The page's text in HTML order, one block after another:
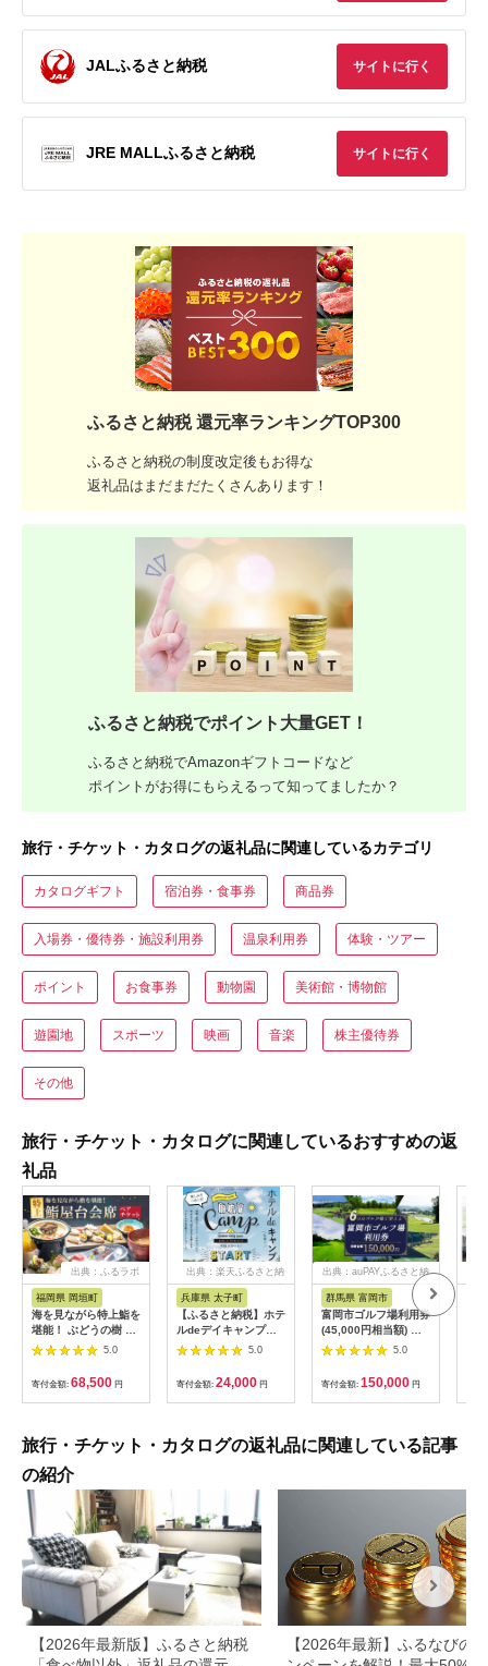
JALふるさと納税 サイトに行く
JRE MALLふるさと納税 サイトに行く
ふるさと納税 還元率ランキングTOP300
ふるさと納税の制度改定後もお得な
返礼品はまだまだたくさんあります！
ふるさと納税でポイント大量GET！
ふるさと納税でAmazonギフトコードなど
ポイントがお得にもらえるって知ってましたか？
旅行・チケット・カタログの返礼品に関連しているカテゴリ
カタログギフト 宿泊券・食事券 商品券
入場券・優待券・施設利用券 温泉利用券 体験・ツアー
ポイント お食事券 動物園 美術館・博物館
遊園地 スポーツ 映画 音楽 株主優待券
その他
旅行・チケット・カタログに関連しているおすすめの返
礼品
出典：ふるラボ
福岡県 岡垣町
海を見ながら特上鮨を
堪能！ ぶどうの樹 鮨
屋台ペア お食事券 海
鮮 海 屋台 食事 ペア
福岡県 岡垣町
5.0
寄付金額: 68,500 円
出典：楽天ふるさと納
税
兵庫県 太子町
【ふるさと納税】ホテ
ルdeデイキャンプ体
験チケット
【1364991】
5.0
寄付金額: 24,000 円
出典：auPAYふるさと納
群馬県 富岡市
富岡市ゴルフ場利用券
(45,000円相当額) ゴ
ルフ チケット 平日 土
日 祝日 プレー券 関東
群馬県 首都圏 F20E-
382
5.0
寄付金額: 150,000 円
旅行・チケット・カタログの返礼品に関連している記事
の紹介
【2026年最新版】ふるさと納税
【2026年最新】ふるなびの